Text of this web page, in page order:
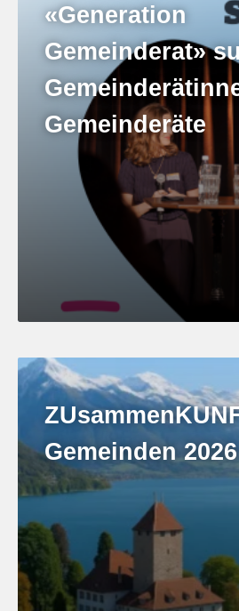
«Generation
Gemeinderat»
Gemeinderäte
Gemeinden 2026